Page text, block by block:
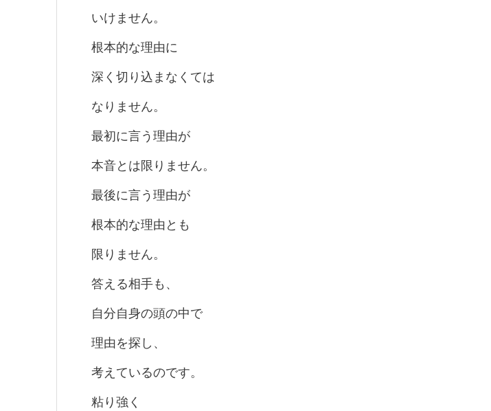
いけません。
根本的な理由に
深く切り込まなくては
なりません。
最初に言う理由が
本音とは限りません。
最後に言う理由が
根本的な理由とも
限りません。
答える相手も、
自分自身の頭の中で
理由を探し、
考えているのです。
粘り強く